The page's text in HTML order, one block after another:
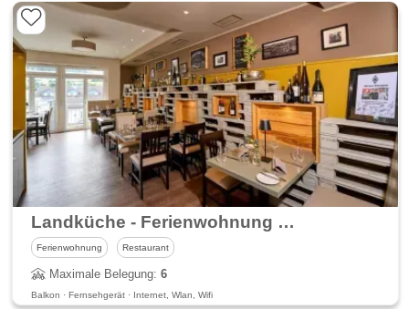
Landküche - Ferienwohnung Restaurant in Daun
Ferienwohnung Restaurant
Maximale Belegung:6
Balkon · Fernsehgerät · Internet, Wlan, Wifi